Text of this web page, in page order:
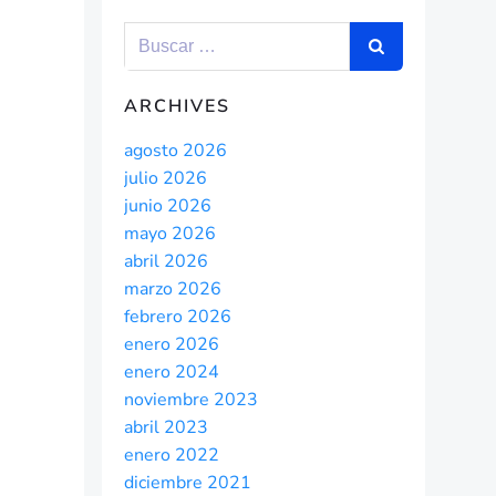
ARCHIVES
agosto 2026
julio 2026
junio 2026
mayo 2026
abril 2026
marzo 2026
febrero 2026
enero 2026
enero 2024
noviembre 2023
abril 2023
enero 2022
diciembre 2021